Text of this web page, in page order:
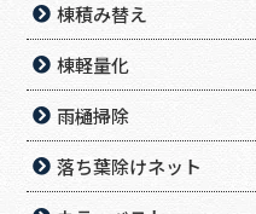
棟積み替え
棟軽量化
雨樋掃除
落ち葉除けネット